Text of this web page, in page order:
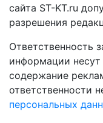
сайта ST-KT.ru
разрешения
Ответственность
информации
содержание
ответственности
персональных